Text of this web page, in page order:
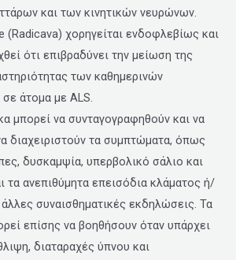
και των κινητικών νευρώνων.
(Radicava) χορηγείται ενδοφλεβίως και
ότι επιβραδύνει την μείωση της
των καθημερινών
σε άτομα με ALS.
μπορεί να συνταγογραφηθούν και να
διαχειριστούν τα συμπτώματα, όπως
δυσκαμψία, υπερβολικό σάλιο και
τα ανεπιθύμητα επεισόδια κλάματος ή/
άλλες συναισθηματικές εκδηλώσεις. Τα
επίσης να βοηθήσουν όταν υπάρχει
διαταραχές ύπνου και